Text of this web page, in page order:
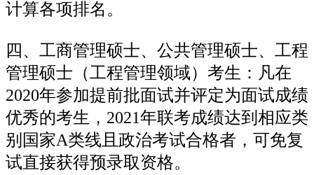
计算各项排名。
四、工商管理硕士、公共管理硕士、工程
管理硕士（工程管理领域）考生：凡在
2020年参加提前批面试并评定为面试成绩
优秀的考生，2021年联考成绩达到相应类
别国家A类线且政治考试合格者，可免复
试直接获得预录取资格。